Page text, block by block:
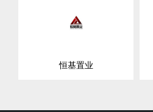
恒基置业